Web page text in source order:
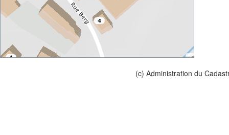
(c) Administration du